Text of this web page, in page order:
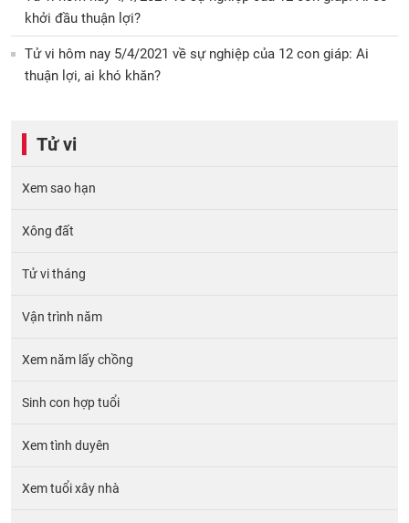
khởi đầu thuận lợi?
Tử vi hôm nay 5/4/2021 về sự nghiệp của 12 con giáp: Ai
thuận lợi, ai khó khăn?
Tử vi
Xem sao hạn
Xông đất
Tử vi tháng
Vận trình năm
Xem năm lấy chồng
Sinh con hợp tuổi
Xem tình duyên
Xem tuổi xây nhà